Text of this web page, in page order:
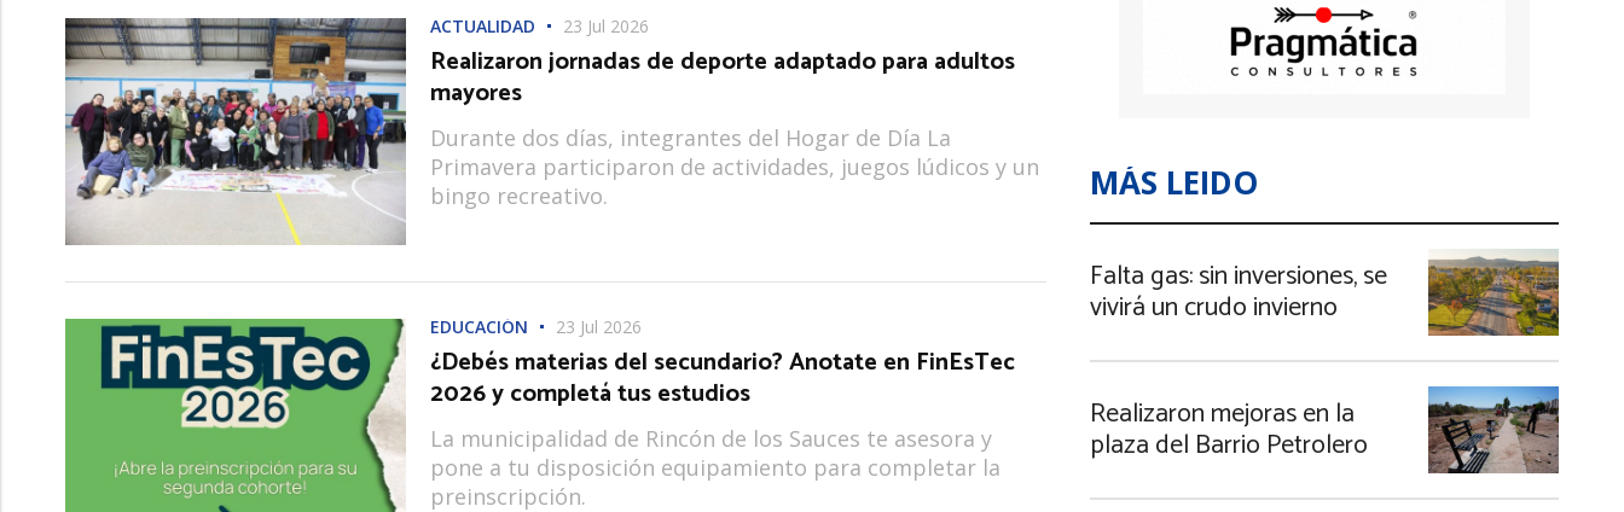
ACTUALIDAD 23 Jul 2026
Realizaron jornadas de deporte adaptado para adultos
mayores
Durante dos días, integrantes del Hogar de Día La
Primavera participaron de actividades, juegos lúdicos y un
bingo recreativo.
EDUCACIÓN 23 Jul 2026
¿Debés materias del secundario? Anotate en FinEsTec
2026 y completá tus estudios
La municipalidad de Rincón de los Sauces te asesora y
pone a tu disposición equipamiento para completar la
preinscripción.
MÁS LEIDO
Falta gas: sin inversiones, se
vivirá un crudo invierno
Realizaron mejoras en la
plaza del Barrio Petrolero